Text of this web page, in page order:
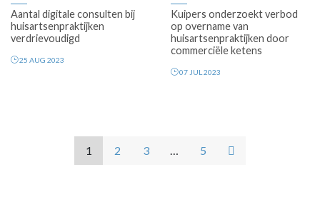
Aantal digitale consulten bij
huisartsenpraktijken
verdrievoudigd
25 AUG 2023
Kuipers onderzoekt verbod
op overname van
huisartsenpraktijken door
commerciële ketens
07 JUL 2023
1 2 3 … 5